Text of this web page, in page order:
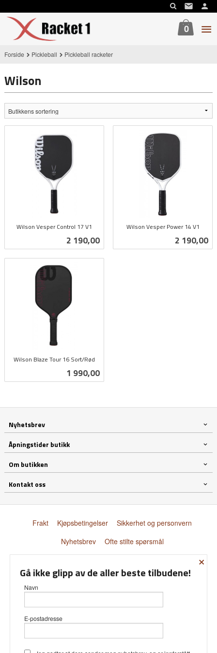
til
innholdet
0
Forside Pickleball Pickleball racketer
Wilson
Wilson Vesper Control 17 V1
Pris
2 190,00
Wilson Vesper Power 14 V1
Pris
2 190,00
Wilson Blaze Tour 16 Sort/Rød
Pris
1 990,00
Nyhetsbrev
Åpningstider butikk
Om butikken
Kontakt oss
Frakt Kjøpsbetingelser
Sikkerhet og personvern
Nyhetsbrev
Ofte stilte spørsmål
Vår nettbutikk bruker cookies slik at
×
Gå ikke glipp av de aller beste tilbudene!
Navn
E-postadresse